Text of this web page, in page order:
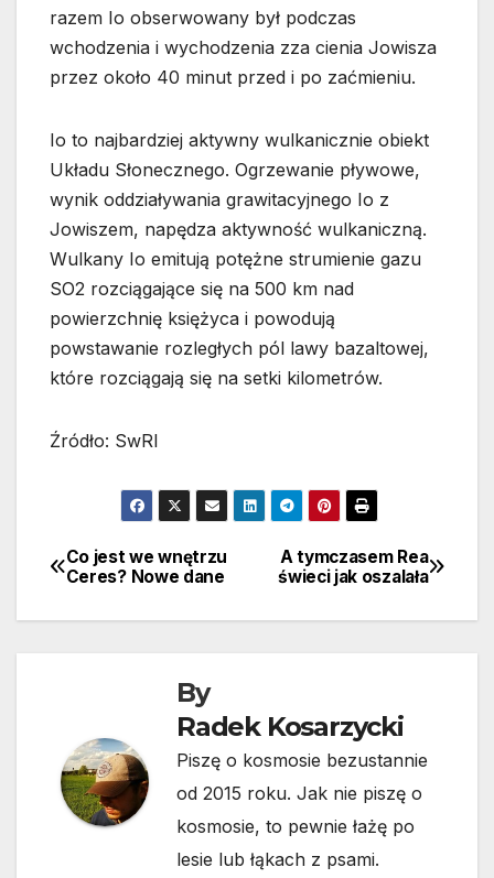
razem Io obserwowany był podczas
wchodzenia i wychodzenia zza cienia Jowisza
przez około 40 minut przed i po zaćmieniu.
Io to najbardziej aktywny wulkanicznie obiekt
Układu Słonecznego. Ogrzewanie pływowe,
wynik oddziaływania grawitacyjnego Io z
Jowiszem, napędza aktywność wulkaniczną.
Wulkany Io emitują potężne strumienie gazu
SO2 rozciągające się na 500 km nad
powierzchnię księżyca i powodują
powstawanie rozległych pól lawy bazaltowej,
które rozciągają się na setki kilometrów.
Źródło: SwRI
Nawigacja
wpisu
A tymczasem Rea
świeci jak oszalała
Co jest we wnętrzu
Ceres? Nowe dane
By
Radek Kosarzycki
Piszę o kosmosie bezustannie
od 2015 roku. Jak nie piszę o
kosmosie, to pewnie łażę po
lesie lub łąkach z psami.